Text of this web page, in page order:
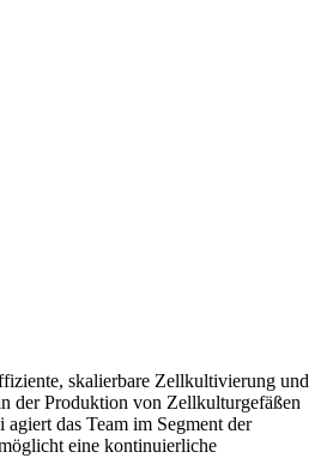
skalierbare Zellkultivierung und
der Produktion von Zellkulturgefäßen
das Team im Segment der
eine kontinuierliche